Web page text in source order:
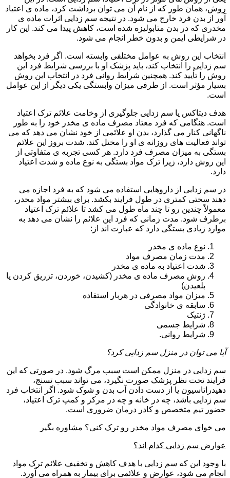
روش، همان طور که از نام آن می توان برداشت کرد، ماده ی اعتیاد
آور از بدن فرد خارج می شود. در نتیجه سم زدایی اثرات ماده ی
مخدری که در بدن متابولیزه شده است، کاهش پیدا می کند. این کار
در شرایطی ایمن و بدون خطر انجام می شود.
انتخاب این روش به عوامل مختلفی وابسته است. اگر فرد بخواهد
سم زدایی را انتخاب کند، باید پزشک او با بررسی شرایط فرد این
روش را تأیید کند. همچنین شرایط روانی فرد در انتخاب این روش
بسیار مؤثر است. از طرفی میزان وابستگی یکی دیگر از این عوامل
است.
هدف دیتاکس یا سم زدایی جلوگیری از وخامت علائم ترک اعتیاد
است. هنگامی که فرد معتاد مصرف ماده ی مخدر خود را به طور
ناگهانی کنار می گذارد، بدن او علائمی از خود نشان می دهد که می
تواند فعالیت های روزانه ی او را مختل کند. شدت بروز این علائم
بستگی به میزان مصرف فرد دارد. هر کسی تجربه ی متفاوتی از
این روش دارد، زیرا ترک مواد بستگی به نوع ماده و شدت اعتیاد
دارد.
در سم زدایی از داروهایی استفاده می شود که به فرد اجازه می
دهند سختی کمتری در طول فرایند بکشد. برای بیشتر مواد مخدر،
معمولاً چندین رو تا چند ماه طول می کشد تا علائم ترک اعتیاد
برطرف شود. مدت زمانی که فرد این علائم را نشان می دهد به
موارد زیادی بستگی دارد که عبارت اند از:
نوع ماده ی مخدر
مدت زمان مصرف مواد
شدت اعتیاد به ماده ی مخدر
روش مصرف ماده ی مخدر (کشیدن، خوردن، تزریق کردن یا
بلعیدن)
میزان مواد مصرفی در هربار استفاده
سابقه ی خانوادگی
ژنتیک
شرایط جسمی
شرایط روانی.
آیا می توان در منزل سم زدایی کرد؟
سم زدایی در منزل ممکن است سبب مرگ شود. در صورتی که این
فرایند تحت نظر پزشک صورت نگیرد، می تواند سبب تسنج،
دهیدراتاسیون یا از دست دادن آب بدن و شوک شود. اگر انتخاب فرد
سم زدایی باشد، چه در خانه و چه در مرکز و کمپ ترک اعتیاد،
حضور تیم متخصص و کادر درمان ضروری است.
می خوای مصرف مواد مخدر رو ترک کنی؟ مشاوره بگیر
عوارض سم زدایی کدام اند؟
با وجود این که سم زدایی با هدف کاهش و تخفیف علائم ترک مواد
انجام می شود، عوارض و علائمی برای بیمار به همراه می آورد.